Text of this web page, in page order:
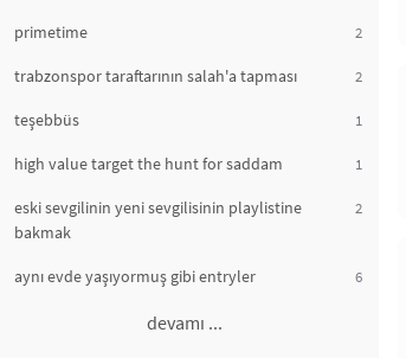
primetime 2
trabzonspor taraftarının salah'a tapması 2
teşebbüs 1
high value target the hunt for saddam 1
eski sevgilinin yeni sevgilisinin playlistine
bakmak
2
aynı evde yaşıyormuş gibi entryler 6
devamı ...